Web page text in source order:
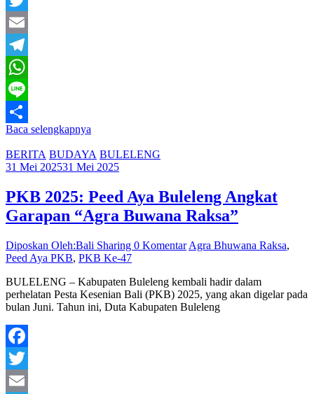
Twitter
Email
Telegram
WhatsApp
Line
Share
Baca selengkapnya
BERITA BUDAYA BULELENG
31 Mei 202531 Mei 2025
PKB 2025: Peed Aya Buleleng Angkat
Garapan “Agra Buwana Raksa”
Diposkan Oleh:Bali Sharing 0 Komentar Agra Bhuwana Raksa,
Peed Aya PKB, PKB Ke-47
BULELENG – Kabupaten Buleleng kembali hadir dalam
perhelatan Pesta Kesenian Bali (PKB) 2025, yang akan digelar pada
bulan Juni. Tahun ini, Duta Kabupaten Buleleng
Facebook
Twitter